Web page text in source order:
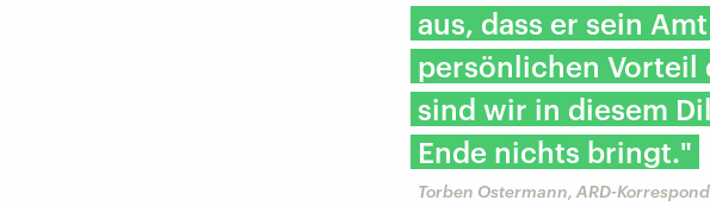
aus, dass er sein
persönlichen Vorteil
sind wir in diesem
Ende nichts bringt."
Torben Ostermann, ARD-